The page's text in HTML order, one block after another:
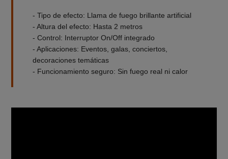
- Tipo de efecto: Llama de fuego brillante artificial
- Altura del efecto: Hasta 2 metros
- Control: Interruptor On/Off integrado
- Aplicaciones: Eventos, galas, conciertos,
decoraciones temáticas
- Funcionamiento seguro: Sin fuego real ni calor